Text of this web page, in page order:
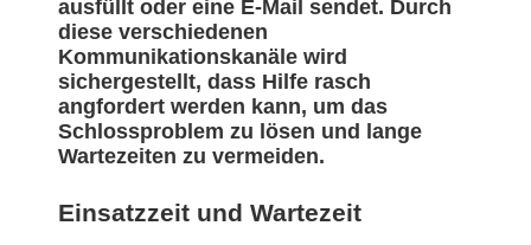
ausfüllt oder eine E-Mail sendet. Durch
diese verschiedenen
Kommunikationskanäle wird
sichergestellt, dass Hilfe rasch
angfordert werden kann, um das
Schlossproblem zu lösen und lange
Wartezeiten zu vermeiden.
Einsatzzeit und Wartezeit